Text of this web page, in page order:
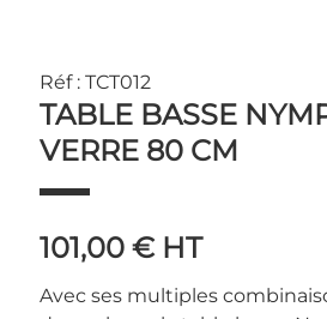
Réf : TCT012
TABLE BASSE
VERRE 80 CM
101,00 € HT
Avec ses multiples